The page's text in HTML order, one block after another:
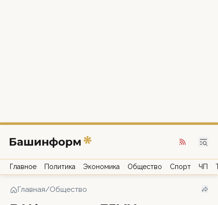
Главное Политика Экономика Общество Спорт ЧП
Главная/Общество